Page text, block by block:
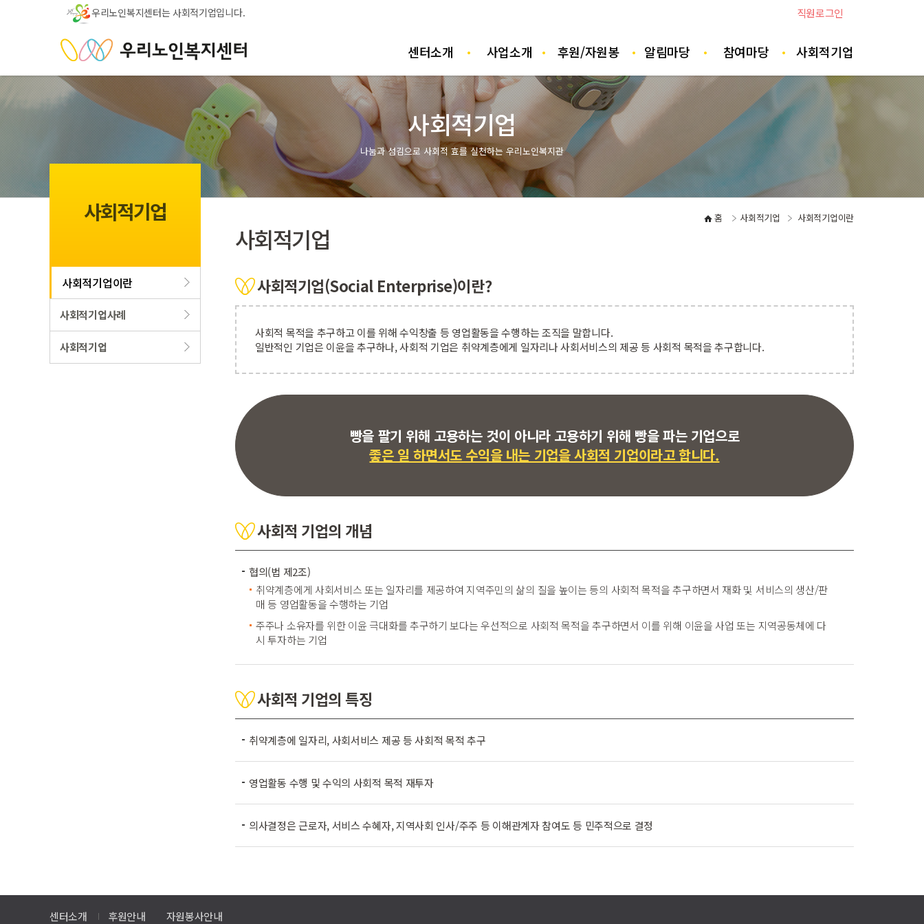
우리노인복지센터는 사회적기업입니다. 직원로그인
센터소개 사업소개 후원/자원봉
사
알림마당 참여마당 사회적기업
사회적기업
나눔과 섬김으로 사회적 효를 실천하는 우리노인복지관
사회적기업
사회적기업이란
사회적기업사례
사회적기업
홈 사회적기업 사회적기업이란
사회적기업
사회적기업(Social Enterprise)이란?
사회적 목적을 추구하고 이를 위해 수익창출 등 영업활동을 수행하는 조직을 말합니다.
일반적인 기업은 이윤을 추구하나, 사회적 기업은 취약계층에게 일자리나 사회서비스의 제공 등 사회적 목적을 추구합니다.
빵을 팔기 위해 고용하는 것이 아니라 고용하기 위해 빵을 파는 기업으로
좋은 일 하면서도 수익을 내는 기업을 사회적 기업이라고 합니다.
사회적 기업의 개념
협의(법 제2조)
취약계층에게 사회서비스 또는 일자리를 제공하여 지역주민의 삶의 질을 높이는 등의 사회적 목적을 추구하면서 재화 및 서비스의 생산/판
매 등 영업활동을 수행하는 기업
주주나 소유자를 위한 이윤 극대화를 추구하기 보다는 우선적으로 사회적 목적을 추구하면서 이를 위해 이윤을 사업 또는 지역공동체에 다
시 투자하는 기업
사회적 기업의 특징
취약계층에 일자리, 사회서비스 제공 등 사회적 목적 추구
영업활동 수행 및 수익의 사회적 목적 재투자
의사결정은 근로자, 서비스 수혜자, 지역사회 인사/주주 등 이해관계자 참여도 등 민주적으로 결정
센터소개 후원안내 자원봉사안내